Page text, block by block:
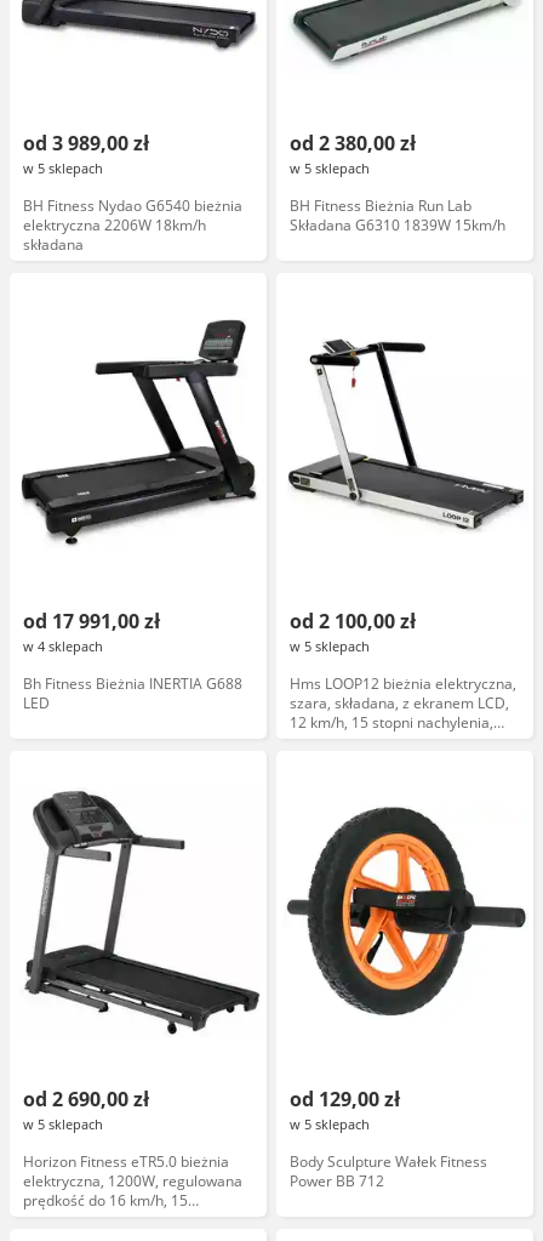
od 3 989,00 zł
w 5 sklepach
BH Fitness Nydao G6540 bieżnia
elektryczna 2206W 18km/h
składana
od 2 380,00 zł
w 5 sklepach
BH Fitness Bieżnia Run Lab
Składana G6310 1839W 15km/h
od 17 991,00 zł
w 4 sklepach
Bh Fitness Bieżnia INERTIA G688
LED
od 2 100,00 zł
w 5 sklepach
Hms LOOP12 bieżnia elektryczna,
szara, składana, z ekranem LCD,
12 km/h, 15 stopni nachylenia,
programy treningowe
od 2 690,00 zł
w 5 sklepach
Horizon Fitness eTR5.0 bieżnia
elektryczna, 1200W, regulowana
prędkość do 16 km/h, 15
programów, składana, czarna
od 129,00 zł
w 5 sklepach
Body Sculpture Wałek Fitness
Power BB 712